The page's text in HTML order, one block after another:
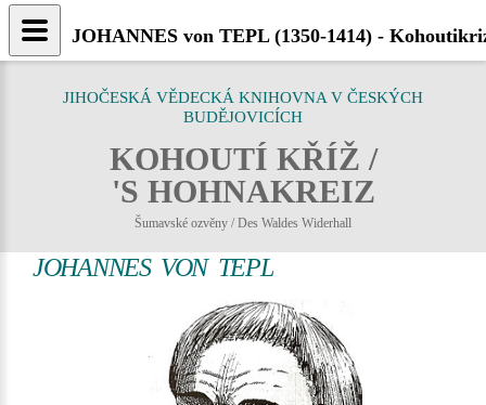
JIHOČESKÁ VĚDECKÁ KNIHOVNA V ČESKÝCH
BUDĚJOVICÍCH
KOHOUTÍ KŘÍŽ /
'S HOHNAKREIZ
Šumavské ozvěny / Des Waldes Widerhall
JOHANNES VON TEPL
JOHANNES von TEPL (1350-1414) -